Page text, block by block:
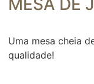
MESA DE
Uma mesa cheia
qualidade!